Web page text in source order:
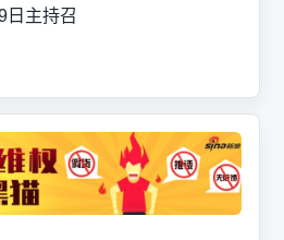
日主持召